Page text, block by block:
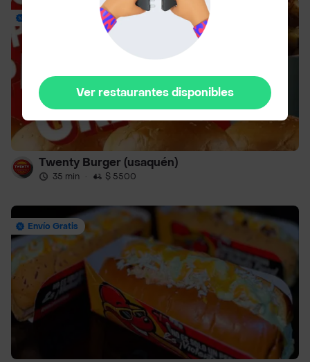
Twenty Burger (usaquén)
35 min · $ 5500
Envío Gratis
Ver restaurantes disponibles